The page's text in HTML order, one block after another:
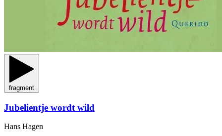
fragment
Jubelientje wordt wild
Hans Hagen